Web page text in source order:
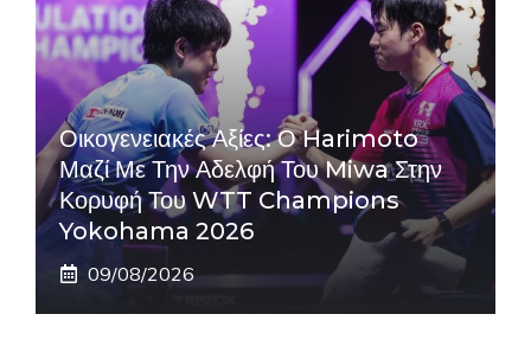
Οικογενειακές Αξίες: Ο Harimoto
Μαζί Με Την Αδελφή Του Miwa Στην
Κορυφή Του WTT Champions
Yokohama 2026
09/08/2026